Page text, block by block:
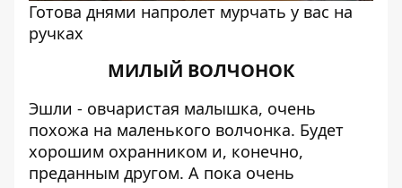
Готова днями напролет мурчать у вас на
ручках
МИЛЫЙ ВОЛЧОНОК
Эшли - овчаристая малышка, очень
похожа на маленького волчонка. Будет
хорошим охранником и, конечно,
преданным другом. А пока очень